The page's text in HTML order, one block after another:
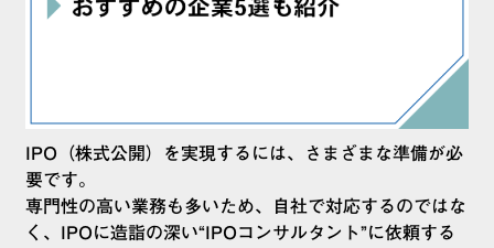
IPO（株式公開）を実現するには、さまざまな準備が必
要です。
専門性の高い業務も多いため、自社で対応するのではな
く、IPOに造詣の深い“IPOコンサルタント”に依頼する